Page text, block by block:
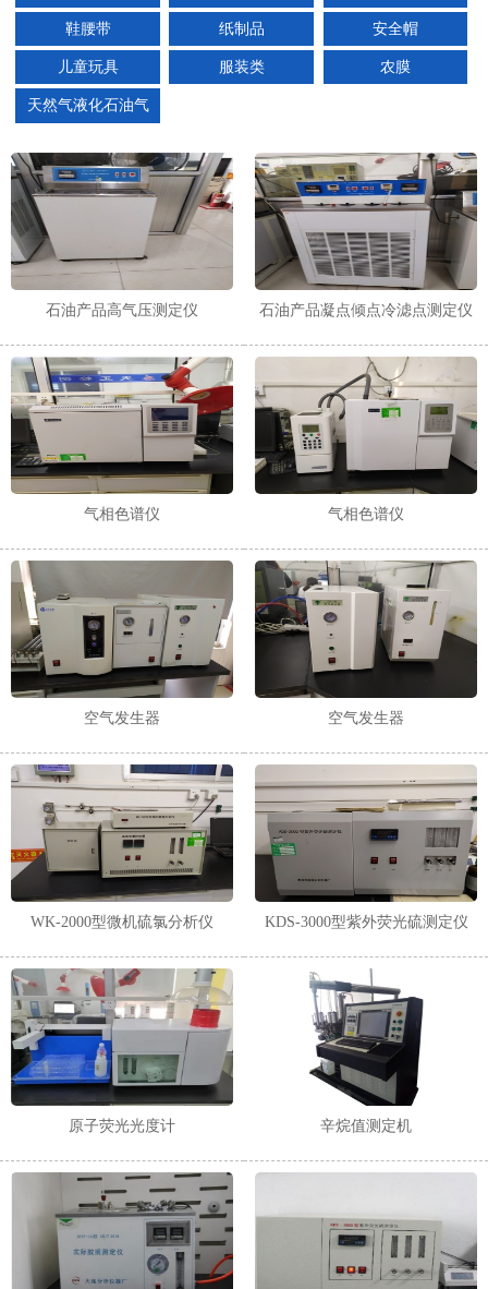
2
鞋腰带 纸制品 安全帽
儿童玩具 服装类 农膜
天然气液化石油气
石油产品高气压测定仪 石油产品凝点倾点冷滤点测定仪
气相色谱仪 气相色谱仪
空气发生器 空气发生器
WK-2000型微机硫氯分析仪 KDS-3000型紫外荧光硫测定仪
原子荧光光度计 辛烷值测定机